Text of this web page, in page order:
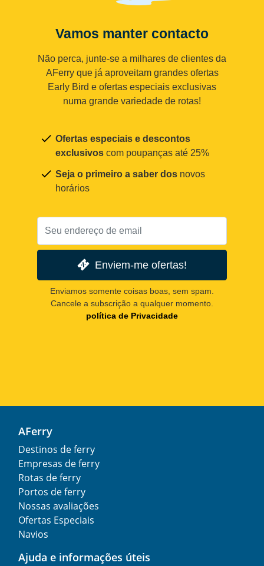
Vamos manter contacto
Não perca, junte-se a milhares de clientes da
AFerry que já aproveitam grandes ofertas
Early Bird e ofertas especiais exclusivas
numa grande variedade de rotas!
Ofertas especiais e descontos
exclusivos com poupanças até 25%
Seja o primeiro a saber dos novos
horários
Enviem-me ofertas!
Enviamos somente coisas boas, sem spam.
Cancele a subscrição a qualquer momento.
política de Privacidade
AFerry
Destinos de ferry
Empresas de ferry
Rotas de ferry
Portos de ferry
Nossas avaliações
Ofertas Especiais
Navios
Ajuda e informações úteis